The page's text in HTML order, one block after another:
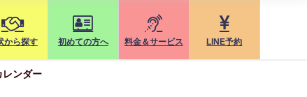
から探す 初めての方へ 料金＆サービス LINE予約
レンダー